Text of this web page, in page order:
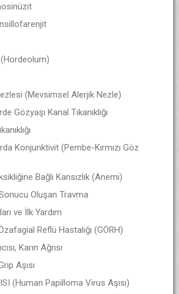
(Hordeolum)
(Mevsimsel Alerjik Nezle)
Gözyaşı Kanal Tıkanıklığı
Konjunktivit (Pembe-Kırmızı Göz
Bağlı Kansızlık (Anemi)
Oluşan Travma
ve İlk Yardım
Reflü Hastalığı (GÖRH)
Karın Ağrısı
Aşısı
(Human Papilloma Virus Aşısı)